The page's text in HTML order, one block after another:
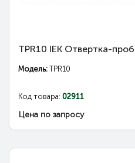
TPR10 IEK Отвертка-
Модель:TPR10
Код товара: 02911
Цена по запросу